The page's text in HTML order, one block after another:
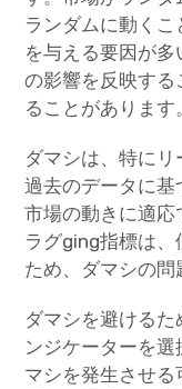
ランダムに動く
を与える要因が
の影響を反映す
ることがあります
ダマシは、特にリ
過去のデータに基
市場の動きに適応
ラグging指標は、
ため、ダマシの問
ダマシを避ける
ンジケーターを
マシを発生させ